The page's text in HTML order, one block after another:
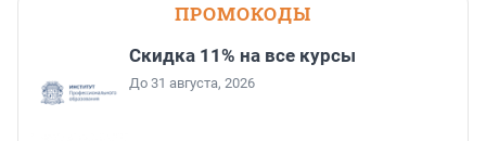
ПРОМОКОДЫ
Скидка 11% на все курсы
До 31 августа, 2026